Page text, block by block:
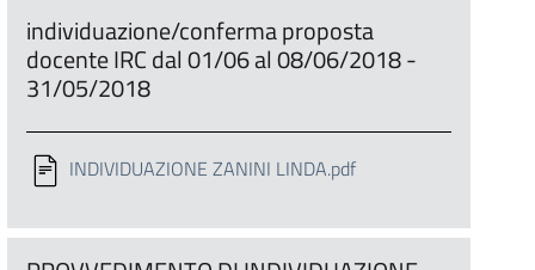
individuazione/conferma proposta
docente IRC dal 01/06 al 08/06/2018 -
31/05/2018
INDIVIDUAZIONE ZANINI LINDA.pdf